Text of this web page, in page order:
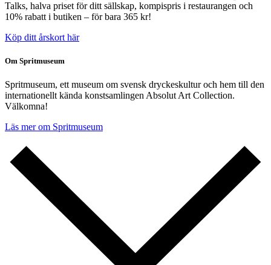
Talks, halva priset för ditt sällskap, kompispris i restaurangen och
10% rabatt i butiken – för bara 365 kr!
Köp ditt årskort här
Om Spritmuseum
Spritmuseum, ett museum om svensk dryckeskultur och hem till den
internationellt kända konstsamlingen Absolut Art Collection.
Välkomna!
Läs mer om Spritmuseum